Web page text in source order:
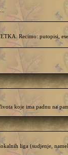
Recimo: putopisi,
koje ima padnu na
liga (sudjenje,